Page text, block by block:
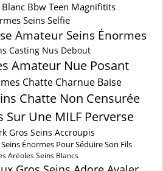
Blanc Bbw Teen Magnifitits
Seins Selfie
Amateur Seins Énormes
Casting Nus Debout
Amateur Nue Posant
Chatte Charnue Baise
Chatte Non Censurée
Sur Une MILF Perverse
Gros Seins Accroupis
Énormes Pour Séduire Son Fils
Aréoles Seins Blancs